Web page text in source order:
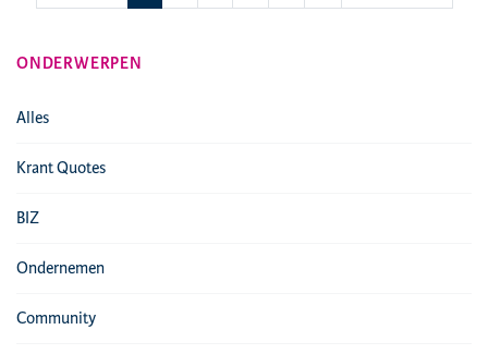
ONDERWERPEN
Alles
Krant Quotes
BIZ
Ondernemen
Community